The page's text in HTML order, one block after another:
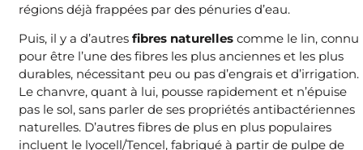
régions déjà frappées par des pénuries d’eau.
Puis, il y a d’autres fibres naturelles comme le lin, connu
pour être l’une des fibres les plus anciennes et les plus
durables, nécessitant peu ou pas d’engrais et d’irrigation.
Le chanvre, quant à lui, pousse rapidement et n’épuise
pas le sol, sans parler de ses propriétés antibactériennes
naturelles. D’autres fibres de plus en plus populaires
incluent le lyocell/Tencel, fabriqué à partir de pulpe de